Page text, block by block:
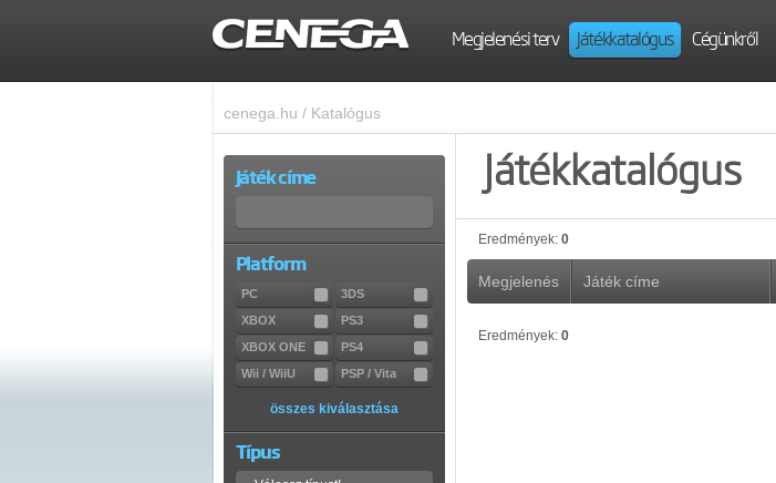
Megjelenési terv Játékkatalógus Cégünkről
cenega.hu / Katalógus
Játék címe
Platform
PC
3DS
XBOX
PS3
XBOX ONE
PS4
Wii / WiiU
PSP / Vita
összes kiválasztása
Típus
Játékkatalógus
Eredmények: 0
Megjelenés Játék címe
Eredmények: 0